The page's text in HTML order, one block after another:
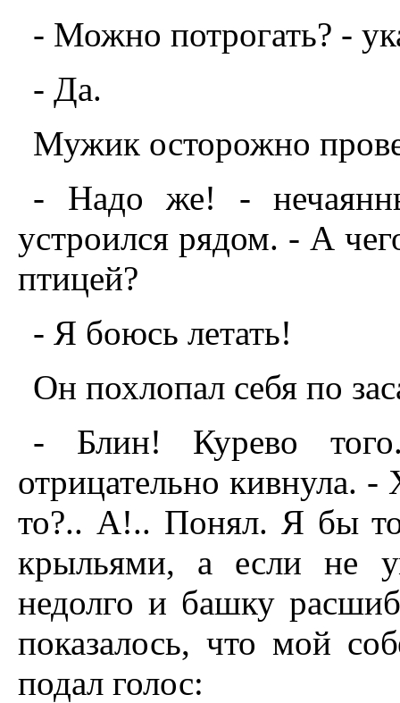
- Можно потрогать? -
- Да.
Мужик осторожно
- Hадо же! -
устроился рядом. - А
птицей?
- Я боюсь летать!
Он похлопал себя по
- Блин! Курево
отрицательно кивнула.
то?.. А!.. Понял. Я бы
крыльями, а если не
недолго и башку
показалось, что мой
подал голос: